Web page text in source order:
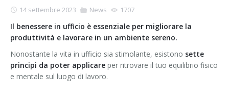
14 settembre 2023 News 1707
Il benessere in ufficio è essenziale per migliorare la
produttività e lavorare in un ambiente sereno.
Nonostante la vita in ufficio sia stimolante, esistono sette
principi da poter applicare per ritrovare il tuo equilibrio fisico
e mentale sul luogo di lavoro.